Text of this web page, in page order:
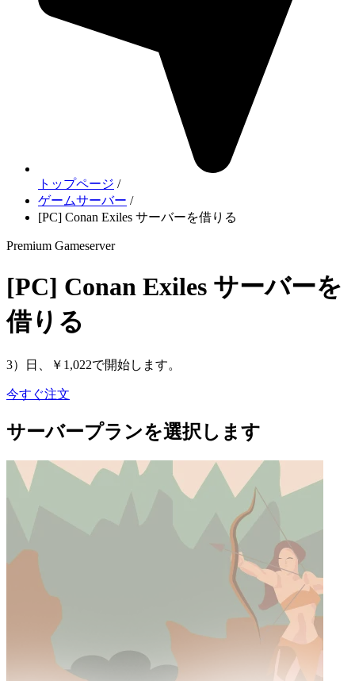
トップページ /
ゲームサーバー /
[PC] Conan Exiles サーバーを借りる
Premium Gameserver
[PC] Conan Exiles サーバーを
借りる
3）日、￥1,022で開始します。
今すぐ注文
サーバープランを選択します